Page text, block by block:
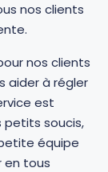
nos clients
nos clients
aider à régler
est
petits soucis,
équipe
en tous